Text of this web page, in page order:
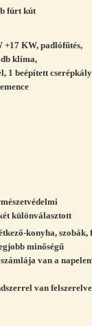
fúrt kút
+17 KW, padlófűtés,
klíma,
1 beépített
különválasztott
konyha, szobák,
minőségű
van a
van